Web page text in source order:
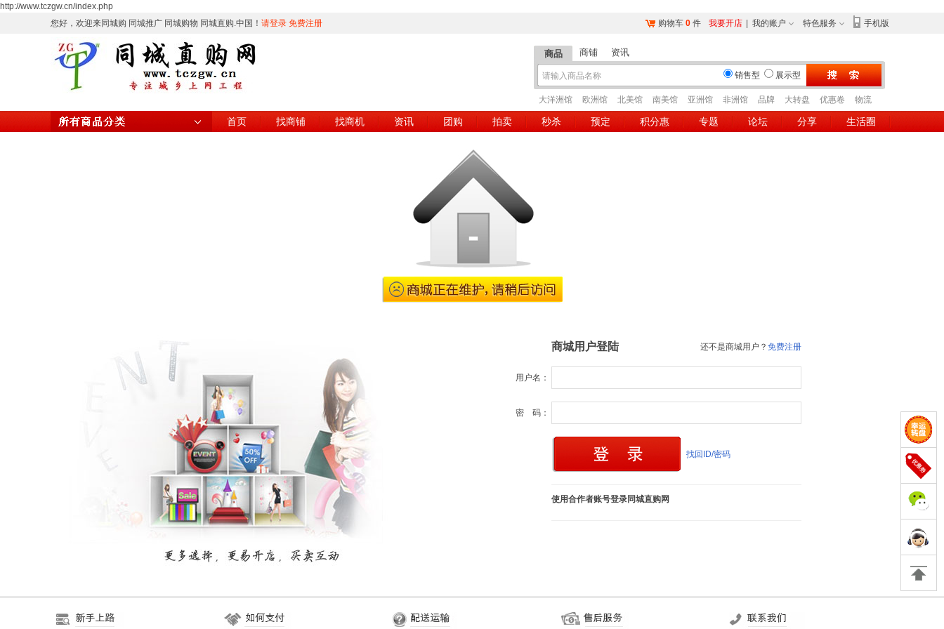
http://www.tczgw.cn/index.php
手机版
特色服务
我的账户
我要开店
购物车 0 件
您好，欢迎来同城购 同城推广 同城购物 同城直购.中国！ 请登录 免费注册
商品 商铺 资讯
销售型 展示型
大洋洲馆 欧洲馆 北美馆 南美馆 亚洲馆 非洲馆 品牌 大转盘 优惠卷 物流
所有商品分类 首页 找商铺 找商机 资讯 团购 拍卖 秒杀 预定 积分惠 专题 论坛 分享 生活圈
商城用户登陆 还不是商城用户？ 免费注册
用户名：
密 码：
找回ID/密码
使用合作者账号登录同城直购网